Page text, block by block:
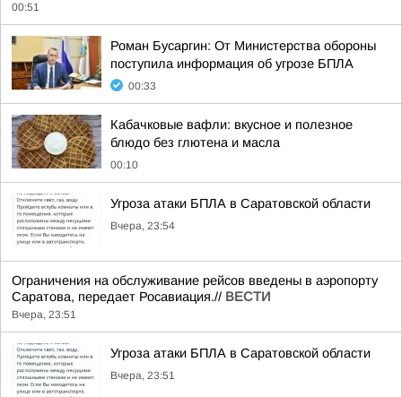
00:51
Роман Бусаргин: От Министерства обороны
поступила информация об угрозе БПЛА
00:33
Кабачковые вафли: вкусное и полезное
блюдо без глютена и масла
00:10
Угроза атаки БПЛА в Саратовской области
Вчера, 23:54
Ограничения на обслуживание рейсов введены в аэропорту
Саратова, передает Росавиация.// ВЕСТИ
Вчера, 23:51
Угроза атаки БПЛА в Саратовской области
Вчера, 23:51